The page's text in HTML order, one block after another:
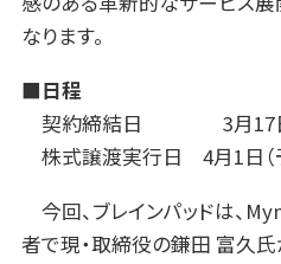
なります。
■日程
契約締結日 3月17
株式譲渡実行日 4月1日（
今回、ブレインパッドは、
者で現・取締役の鎌田 富久